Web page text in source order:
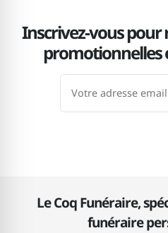
Inscrivez-vous pour
promotionnelles
Le Coq Funéraire,
funéraire